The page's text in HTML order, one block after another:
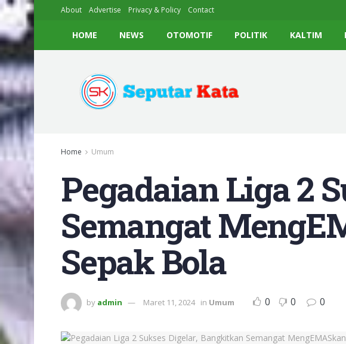
About Advertise Privacy & Policy Contact
HOME NEWS OTOMOTIF POLITIK KALTIM
Home Umum
Pegadaian Liga 2
Semangat
Sepak Bola
by admin Maret 11, 2024 in Umum 0 0 0